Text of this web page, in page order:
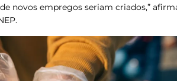
novos empregos seriam criados,”